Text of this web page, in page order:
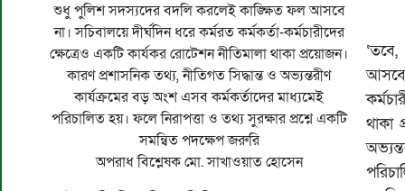
শুধু পুলিশ সদস্যদের বদলি করলেই কাঙ্ক্ষিত ফল আসবে
না। সচিবালয়ে দীর্ঘদিন ধরে কর্মরত কর্মকর্তা-কর্মচারীদের
ক্ষেত্রেও একটি কার্যকর রোটেশন নীতিমালা থাকা প্রয়োজন।
কারণ প্রশাসনিক তথ্য, নীতিগত সিদ্ধান্ত ও অভ্যন্তরীণ
কার্যক্রমের বড় অংশ এসব কর্মকর্তাদের মাধ্যমেই
পরিচালিত হয়। ফলে নিরাপত্তা ও তথ্য সুরক্ষার প্রশ্নে একটি
সমন্বিত পদক্ষেপ জরুরি
অপরাধ বিশ্লেষক মো. সাখাওয়াত হোসেন
আসবে
থাকা